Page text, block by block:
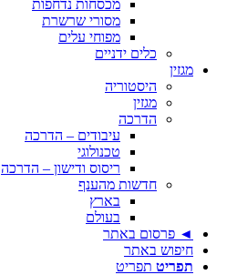
מכסחות נדחפות
מסורי שרשרת
מפוחי עלים
כלים ידניים
מגזין
היסטוריה
מגזין
הדרכה
עיבודים – הדרכה
טכנולוגי
ריסוס ודישון – הדרכה
חדשות מהענף
בארץ
בעולם
◄ פרסום באתר
חיפוש באתר
תפריט תפריט